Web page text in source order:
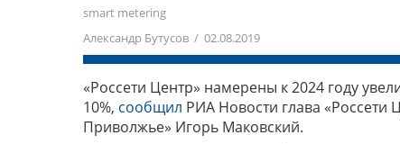
smart metering
Александр Бутусов / 02.08.2019
«Россети Центр» намерены к 2024 году
10%, сообщил РИА Новости глава «Россети
Приволжье» Игорь Маковский.